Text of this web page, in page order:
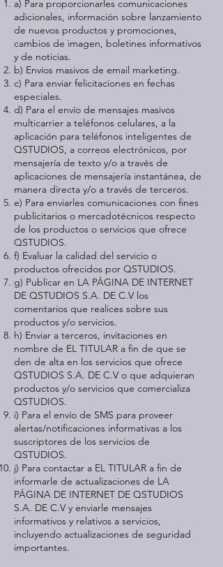
a) Para proporcionarles comunicaciones
adicionales, información sobre lanzamiento
de nuevos productos y promociones,
cambios de imagen, boletines informativos
y de noticias.
b) Envíos masivos de email marketing.
c) Para enviar felicitaciones en fechas
especiales.
d) Para el envío de mensajes masivos
multicarrier a teléfonos celulares, a la
aplicación para teléfonos inteligentes de
QSTUDIOS, a correos electrónicos, por
mensajería de texto y/o a través de
aplicaciones de mensajería instantánea, de
manera directa y/o a través de terceros.
e) Para enviarles comunicaciones con fines
publicitarios o mercadotécnicos respecto
de los productos o servicios que ofrece
QSTUDIOS.
f) Evaluar la calidad del servicio o
productos ofrecidos por QSTUDIOS.
g) Publicar en LA PÁGINA DE INTERNET
DE QSTUDIOS S.A. DE C.V los
comentarios que realices sobre sus
productos y/o servicios.
h) Enviar a terceros, invitaciones en
nombre de EL TITULAR a fin de que se
den de alta en los servicios que ofrece
QSTUDIOS S.A. DE C.V o que adquieran
productos y/o servicios que comercializa
QSTUDIOS.
i) Para el envío de SMS para proveer
alertas/notificaciones informativas a los
suscriptores de los servicios de
QSTUDIOS.
j) Para contactar a EL TITULAR a fin de
informarle de actualizaciones de LA
PÁGINA DE INTERNET DE QSTUDIOS
S.A. DE C.V y enviarle mensajes
informativos y relativos a servicios,
incluyendo actualizaciones de seguridad
importantes.